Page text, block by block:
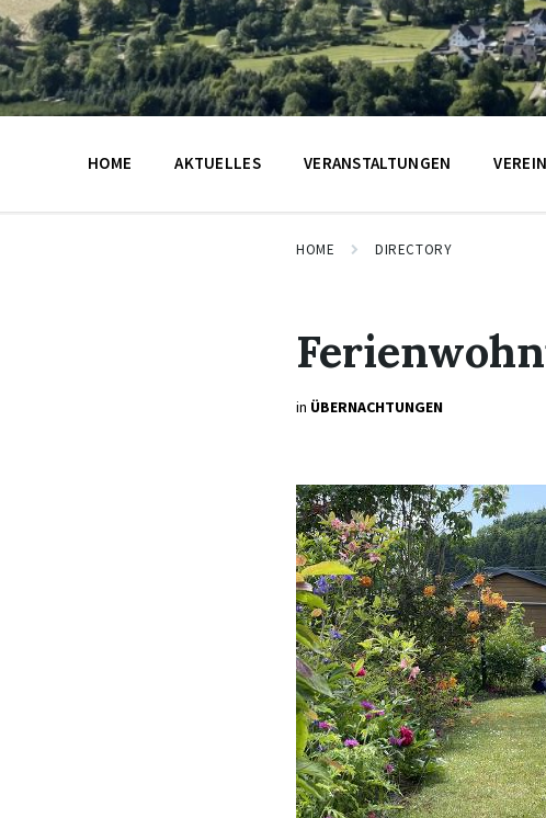
HOME AKTUELLES VERANSTALTUNGEN
HOME DIRECTORY
in ÜBERNACHTUNGEN